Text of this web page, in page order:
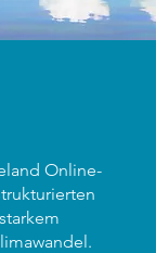
Online-